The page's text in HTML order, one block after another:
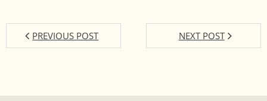
PREVIOUS POST NEXT POST